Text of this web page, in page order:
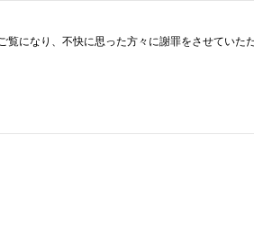
になり、不快に思った方々に謝罪をさせてい